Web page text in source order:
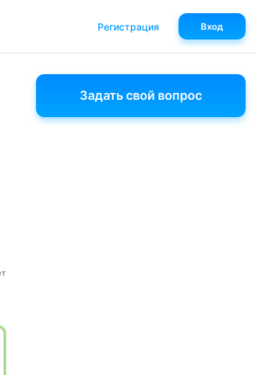
Задать свой вопрос
Регистрация Вход